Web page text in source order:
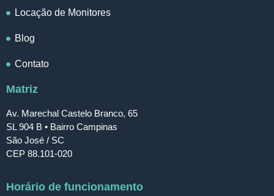
Locação de Monitores
Blog
Contato
Matriz
Av. Marechal Castelo Branco, 65
SL 904 B • Bairro Campinas
São José / SC
CEP 88.101-020
Horário de funcionamento